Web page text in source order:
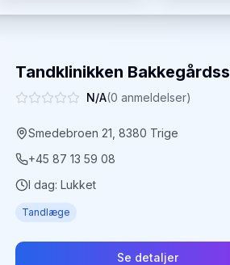
Tandklinikken
N/A(0 anmeldelser)
Smedebroen 21, 8380 Trige
+45 87 13 59 08
I dag: Lukket
Tandlæge
Se detaljer